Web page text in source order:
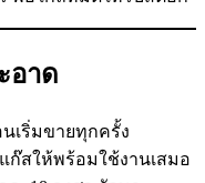
อาด
เริ่มขายทุกครั้ง
ก๊สให้พร้อมใช้งานเสมอ